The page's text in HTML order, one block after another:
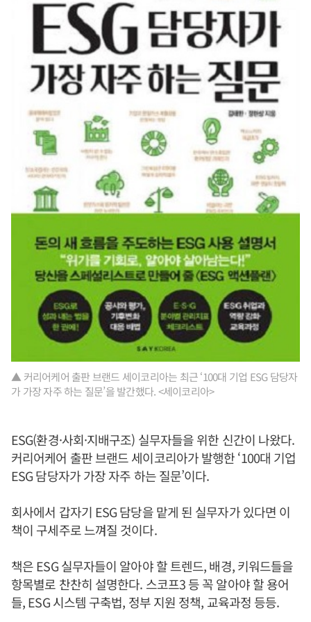
▲ 커리어케어 출판 브랜드 세이코리아는 최근 ‘100대 기업 ESG 담당자
가 가장 자주 하는 질문’을 발간했다. <세이코리아>
ESG(환경·사회·지배구조) 실무자들을 위한 신간이 나왔다.
커리어케어 출판 브랜드 세이코리아가 발행한 ‘100대 기업
ESG 담당자가 가장 자주 하는 질문’이다.
회사에서 갑자기 ESG 담당을 맡게 된 실무자가 있다면 이
책이 구세주로 느껴질 것이다.
책은 ESG 실무자들이 알아야 할 트렌드, 배경, 키워드들을
항목별로 찬찬히 설명한다. 스코프3 등 꼭 알아야 할 용어
들, ESG 시스템 구축법, 정부 지원 정책, 교육과정 등등.